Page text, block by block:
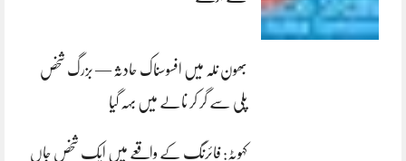
بھون نلہ میں افسوسناک حادثہ — بزرگ شخص
پلی سے گر کر نالے میں بہہ گیا
کہوٹہ: فائرنگ کے واقعے میں ایک شخص جاں